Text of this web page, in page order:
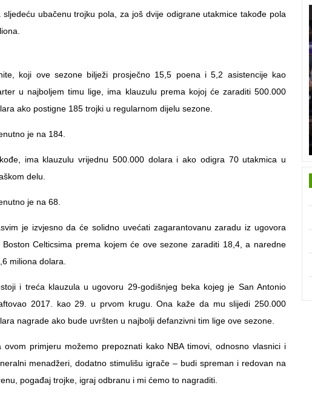
sljedeću ubačenu trojku pola, za još dvije odigrane utakmice takođe pola
koji ove sezone bilježi prosječno 15,5 poena i 5,2 asistencije kao
u najboljem timu lige, ima klauzulu prema kojoj će zaraditi 500.000
ako postigne 185 trojki u regularnom dijelu sezone.
je na 184.
ima klauzulu vrijednu 500.000 dolara i ako odigra 70 utakmica u
delu.
je na 68.
je izvjesno da će solidno uvećati zagarantovanu zaradu iz ugovora
Boston Celticsima prema kojem će ove sezone zaraditi 18,4, a naredne
miliona dolara.
i treća klauzula u ugovoru 29-godišnjeg beka kojeg je San Antonio
2017. kao 29. u prvom krugu. Ona kaže da mu slijedi 250.000
nagrade ako bude uvršten u najbolji defanzivni tim lige ove sezone.
ovom primjeru možemo prepoznati kako NBA timovi, odnosno vlasnici i
menadžeri, dodatno stimulišu igrače – budi spreman i redovan na
pogađaj trojke, igraj odbranu i mi ćemo to nagraditi.